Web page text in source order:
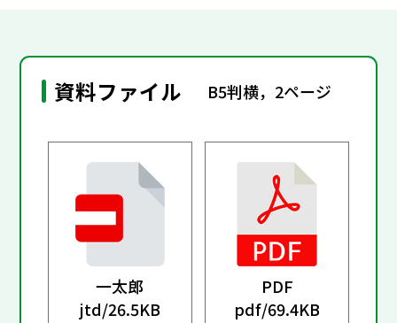
資料ファイル B5判横，2ページ
一太郎
jtd/26.5KB
PDF
pdf/69.4KB